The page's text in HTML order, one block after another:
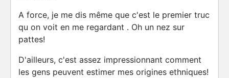
A force, je me dis même que c'est le premier truc
qu on voit en me regardant . Oh un nez sur
pattes!
D'ailleurs, c'est assez impressionnant comment
les gens peuvent estimer mes origines ethniques!